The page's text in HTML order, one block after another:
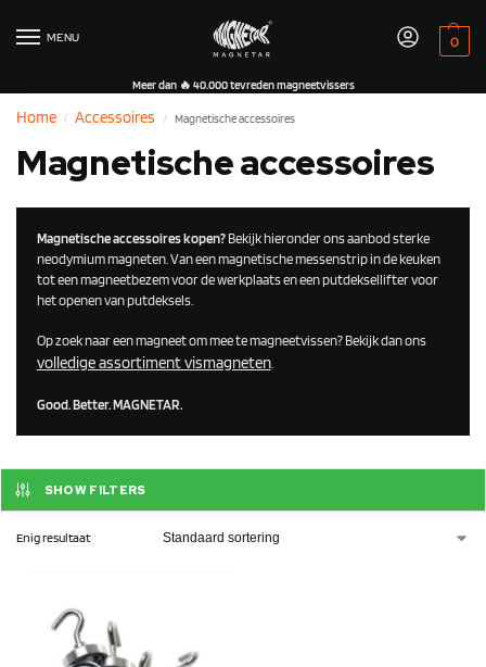
MENU 0
Meer dan 🔥 40.000 tevreden magneetvissers
Home / Accessoires / Magnetische accessoires
Magnetische accessoires
Magnetische accessoires kopen?Bekijk hieronder ons aanbod sterke
neodymium magneten. Van een magnetische messenstrip in de keuken
tot een magneetbezem voor de werkplaats en een putdeksellifter voor
het openen van putdeksels.
Op zoek naar een magneet om mee te magneetvissen? Bekijk dan ons
volledige assortiment vismagneten.
Good. Better. MAGNETAR.
SHOW FILTERS
Enig resultaat